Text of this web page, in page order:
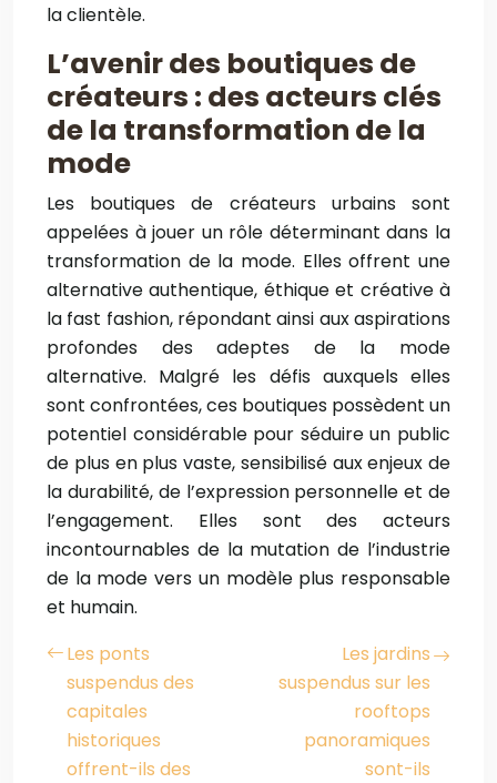
la clientèle.
L’avenir des boutiques de
créateurs : des acteurs clés
de la transformation de la
mode
Les boutiques de créateurs urbains sont
appelées à jouer un rôle déterminant dans la
transformation de la mode. Elles offrent une
alternative authentique, éthique et créative à
la fast fashion, répondant ainsi aux aspirations
profondes des adeptes de la mode
alternative. Malgré les défis auxquels elles
sont confrontées, ces boutiques possèdent un
potentiel considérable pour séduire un public
de plus en plus vaste, sensibilisé aux enjeux de
la durabilité, de l’expression personnelle et de
l’engagement. Elles sont des acteurs
incontournables de la mutation de l’industrie
de la mode vers un modèle plus responsable
et humain.
Les ponts
suspendus des
capitales
historiques
offrent-ils des
Les jardins
suspendus sur les
rooftops
panoramiques
sont-ils